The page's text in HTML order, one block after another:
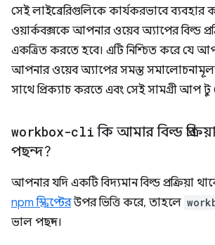
সেই লাইব্রেরিগুলিকে কার্যকরভাবে ব্যবহার
ওয়ার্কবক্সকে আপনার ওয়েব অ্যাপের বিল্ড
একত্রিত করতে হবে। এটি নিশ্চিত করে যে
আপনার ওয়েব অ্যাপের সমস্ত
সাথে প্রিক্যাচ করতে এবং সেই সামগ্রী আপ
workbox-cli কি আমার বিল্ড
পছন্দ?
আপনার যদি একটি বিদ্যমান বিল্ড প্রক্রিয়া
npm স্ক্রিপ্টেরউপর ভিত্তি করে, তাহলে
ভাল পছন্দ।